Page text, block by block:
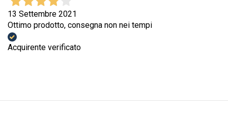
13 Settembre 2021
Ottimo prodotto, consegna non nei tempi
Acquirente verificato